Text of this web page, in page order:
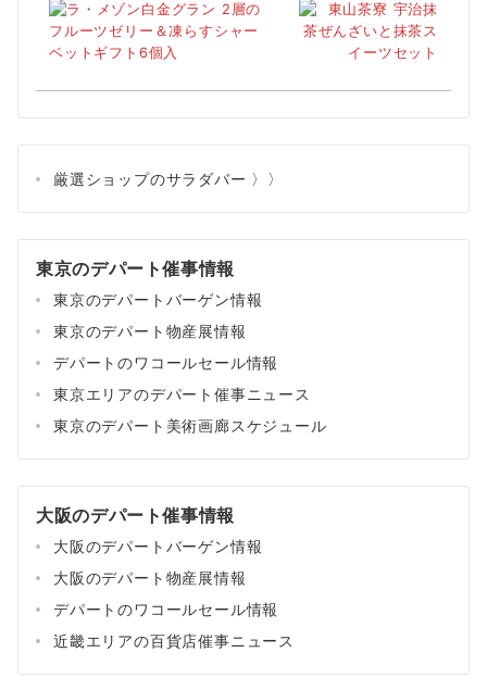
厳選ショップのサラダバー 〉〉
東京のデパート催事情報
東京のデパートバーゲン情報
東京のデパート物産展情報
デパートのワコールセール情報
東京エリアのデパート催事ニュース
東京のデパート美術画廊スケジュール
大阪のデパート催事情報
大阪のデパートバーゲン情報
大阪のデパート物産展情報
デパートのワコールセール情報
近畿エリアの百貨店催事ニュース